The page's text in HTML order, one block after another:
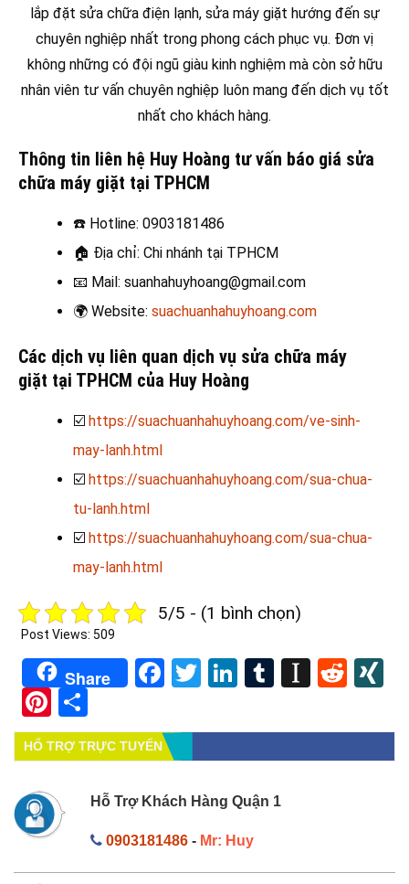
lắp đặt sửa chữa điện lạnh, sửa máy giặt hướng đến sự
chuyên nghiệp nhất trong phong cách phục vụ. Đơn vị
không những có đội ngũ giàu kinh nghiệm mà còn sở hữu
nhân viên tư vấn chuyên nghiệp luôn mang đến dịch vụ tốt
nhất cho khách hàng.
Thông tin liên hệ Huy Hoàng tư vấn báo giá sửa
chữa máy giặt tại TPHCM
☎️ Hotline: 0903181486
🏠 Địa chỉ: Chi nhánh tại TPHCM
📧 Mail: suanhahuyhoang@gmail.com
🌍 Website: suachuanhahuyhoang.com
Các dịch vụ liên quan dịch vụ sửa chữa máy
giặt tại TPHCM của Huy Hoàng
☑️ https://suachuanhahuyhoang.com/ve-sinh-
may-lanh.html
☑️ https://suachuanhahuyhoang.com/sua-chua-
tu-lanh.html
☑️ https://suachuanhahuyhoang.com/sua-chua-
may-lanh.html
5/5 - (1 bình chọn)
Post Views: 509
Share Facebook
TwitterLinkedIn
Tumblr
Pinterest
HỔ TRỢ TRỰC TUYẾN
Hỗ Trợ Khách Hàng Quận 1
0903181486- Mr: Huy